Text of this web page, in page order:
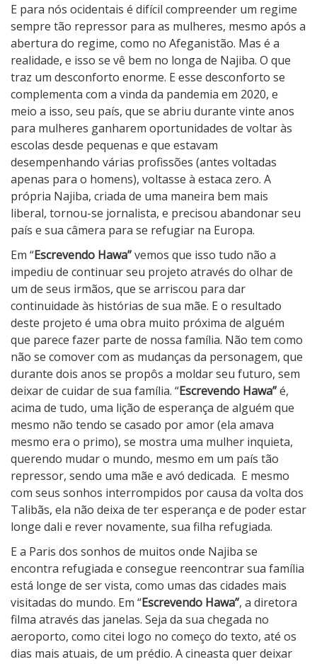
E para nós ocidentais é difícil compreender um regime
sempre tão repressor para as mulheres, mesmo após a
abertura do regime, como no Afeganistão. Mas é a
realidade, e isso se vê bem no longa de Najiba. O que
traz um desconforto enorme. E esse desconforto se
complementa com a vinda da pandemia em 2020, e
meio a isso, seu país, que se abriu durante vinte anos
para mulheres ganharem oportunidades de voltar às
escolas desde pequenas e que estavam
desempenhando várias profissões (antes voltadas
apenas para o homens), voltasse à estaca zero. A
própria Najiba, criada de uma maneira bem mais
liberal, tornou-se jornalista, e precisou abandonar seu
país e sua câmera para se refugiar na Europa.
Em “Escrevendo Hawa”vemos que isso tudo não a
impediu de continuar seu projeto através do olhar de
um de seus irmãos, que se arriscou para dar
continuidade às histórias de sua mãe. E o resultado
deste projeto é uma obra muito próxima de alguém
que parece fazer parte de nossa família. Não tem como
não se comover com as mudanças da personagem, que
durante dois anos se propôs a moldar seu futuro, sem
deixar de cuidar de sua família. “Escrevendo Hawa”é,
acima de tudo, uma lição de esperança de alguém que
mesmo não tendo se casado por amor (ela amava
mesmo era o primo), se mostra uma mulher inquieta,
querendo mudar o mundo, mesmo em um país tão
repressor, sendo uma mãe e avó dedicada. E mesmo
com seus sonhos interrompidos por causa da volta dos
Talibãs, ela não deixa de ter esperança e de poder estar
longe dali e rever novamente, sua filha refugiada.
E a Paris dos sonhos de muitos onde Najiba se
encontra refugiada e consegue reencontrar sua família
está longe de ser vista, como umas das cidades mais
visitadas do mundo. Em “Escrevendo Hawa”, a diretora
filma através das janelas. Seja da sua chegada no
aeroporto, como citei logo no começo do texto, até os
dias mais atuais, de um prédio. A cineasta quer deixar